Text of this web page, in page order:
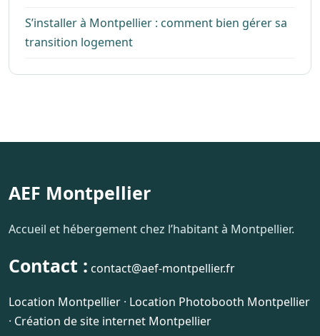
S’installer à Montpellier : comment bien gérer sa
transition logement
AEF Montpellier
Accueil et hébergement chez l’habitant à Montpellier.
Contact : contact@aef-montpellier.fr
Location Montpellier · Location Photobooth Montpellier
· Création de site internet Montpellier